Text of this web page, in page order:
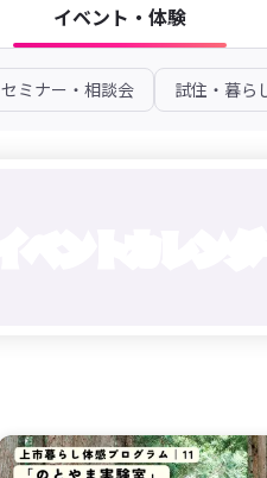
イベント・体験
セミナー・相談会 試住・暮ら